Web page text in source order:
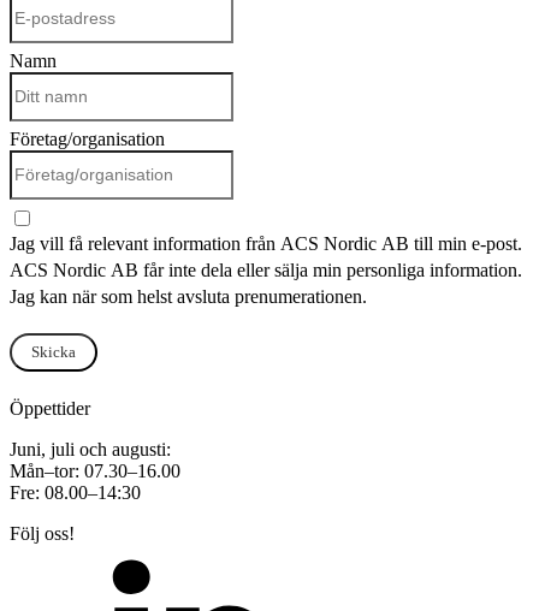
Namn
Företag/organisation
Jag vill få relevant information från ACS Nordic AB till min e-post.
ACS Nordic AB får inte dela eller sälja min personliga information.
Jag kan när som helst avsluta prenumerationen.
Skicka
Öppettider
Juni, juli och augusti:
Mån–tor: 07.30–16.00
Fre: 08.00–14:30
Följ oss!